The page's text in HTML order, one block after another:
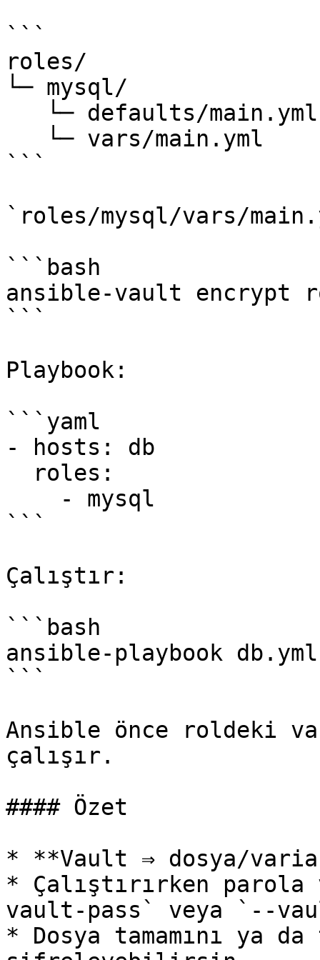
```
roles/
└─ mysql/
```
`roles/mysql/vars/
```bash
ansible-vault encrypt
```
Playbook:
```yaml
- hosts: db
```
Çalıştır:
```bash
ansible-playbook
```
Ansible önce roldeki
çalışır.
#### Özet
* **Vault ⇒ dosya/
* Çalıştırırken parola
vault-pass` veya `--
* Dosya tamamını ya